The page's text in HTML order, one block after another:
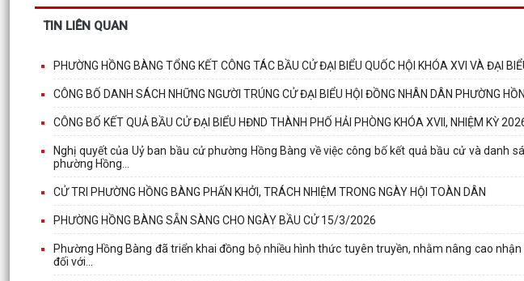
TIN LIÊN QUAN
PHƯỜNG HỒNG BÀNG TỔNG KẾT CÔNG TÁC BẦU CỬ ĐẠI BIỂU QUỐC HỘI KHÓA XVI VÀ ĐẠI
CÔNG BỐ DANH SÁCH NHỮNG NGƯỜI TRÚNG CỬ ĐẠI BIỂU HỘI ĐỒNG NHÂN DÂN PHƯỜNG
CÔNG BỐ KẾT QUẢ BẦU CỬ ĐẠI BIỂU HĐND THÀNH PHỐ HẢI PHÒNG KHÓA XVII, NHIỆM KỲ
Nghị quyết của Uỷ ban bầu cử phường Hồng Bàng về việc công bố kết quả bầu cử và danh
phường Hồng...
CỬ TRI PHƯỜNG HỒNG BÀNG PHẤN KHỞI, TRÁCH NHIỆM TRONG NGÀY HỘI TOÀN DÂN
PHƯỜNG HỒNG BÀNG SẴN SÀNG CHO NGÀY BẦU CỬ 15/3/2026
Phường Hồng Bàng đã triển khai đồng bộ nhiều hình thức tuyên truyền, nhằm nâng cao
đối với...